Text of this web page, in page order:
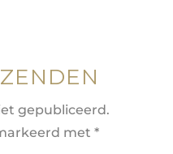
gepubliceerd.
met *